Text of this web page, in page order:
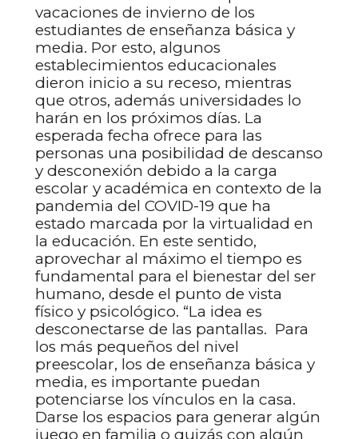
vacaciones de invierno de los
estudiantes de enseñanza básica y
media. Por esto, algunos
establecimientos educacionales
dieron inicio a su receso, mientras
que otros, además universidades lo
harán en los próximos días. La
esperada fecha ofrece para las
personas una posibilidad de descanso
y desconexión debido a la carga
escolar y académica en contexto de la
pandemia del COVID-19 que ha
estado marcada por la virtualidad en
la educación. En este sentido,
aprovechar al máximo el tiempo es
fundamental para el bienestar del ser
humano, desde el punto de vista
físico y psicológico. “La idea es
desconectarse de las pantallas. Para
los más pequeños del nivel
preescolar, los de enseñanza básica y
media, es importante puedan
potenciarse los vínculos en la casa.
Darse los espacios para generar algún
juego en familia o quizás con algún